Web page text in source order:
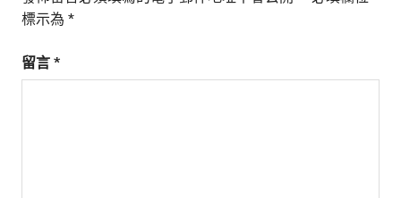
標示為 *
留言 *